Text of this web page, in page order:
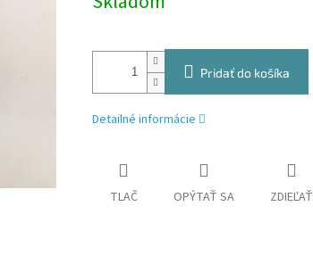
Pridať do košíka
Detailné informácie
TLAČ OPÝTAŤ SA ZDIEĽAŤ